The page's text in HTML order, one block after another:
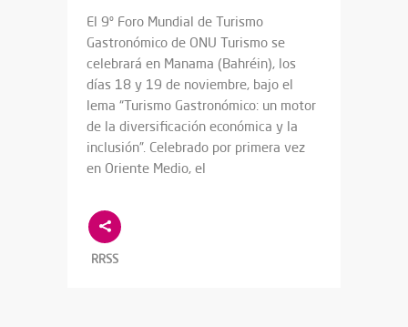
El 9º Foro Mundial de Turismo
Gastronómico de ONU Turismo se
celebrará en Manama (Bahréin), los
días 18 y 19 de noviembre, bajo el
lema “Turismo Gastronómico: un motor
de la diversificación económica y la
inclusión”. Celebrado por primera vez
en Oriente Medio, el
RRSS